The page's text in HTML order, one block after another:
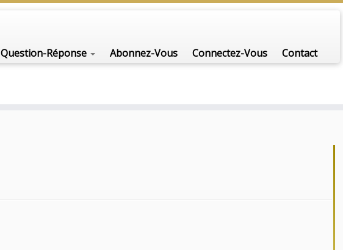
Question-Réponse Abonnez-Vous Connectez-Vous Contact